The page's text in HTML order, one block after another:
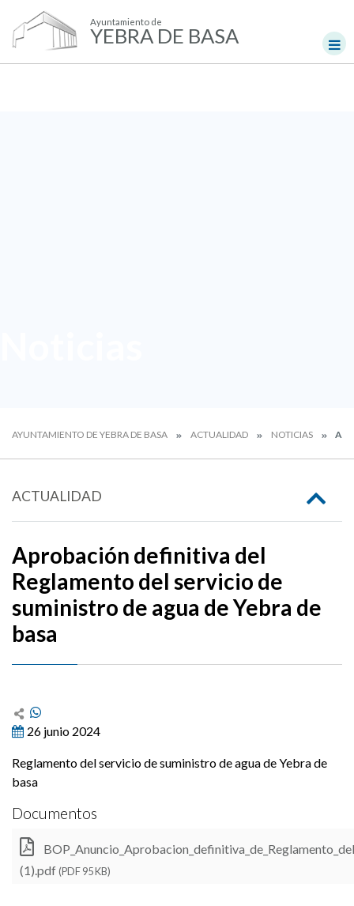
Ayuntamiento de
YEBRA DE BASA
AYUNTAMIENTO DE YEBRA DE BASA ACTUALIDAD NOTICIAS
ACTUALIDAD
Aprobación definitiva del
Reglamento del servicio de
suministro de agua de Yebra de
basa
26 junio 2024
Reglamento del servicio de suministro de agua de Yebra de
basa
Documentos
(1).pdf(PDF 95 KB)